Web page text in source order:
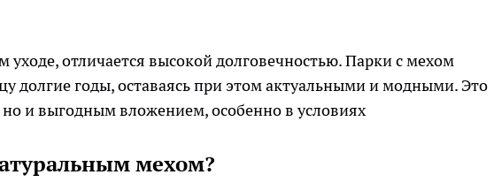
отличается высокой долговечностью. Парки с мехом
долгие годы, оставаясь при этом актуальными и модными. Это
но и выгодным вложением, особенно в условиях
мехом?